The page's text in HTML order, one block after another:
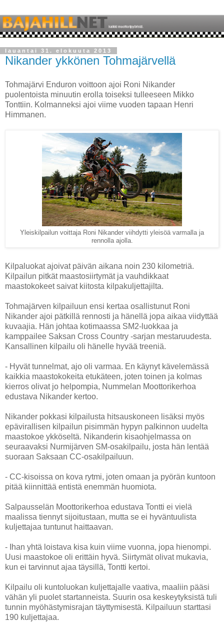
lauantai 31. elokuuta 2013
Nikander ykkönen Tohmajärvellä
Tohmajärvi Enduron voittoon ajoi Roni Nikander
puolentoista minuutin erolla toiseksi tulleeseen Mikko
Tonttiin. Kolmanneksi ajoi viime vuoden tapaan Henri
Himmanen.
Yleiskilpailun voittaja Roni Nikander viihdytti yleisöä varmalla ja
rennolla ajolla.
Kilpaluokat ajoivat päivän aikana noin 230 kilometriä.
Kilpailun pitkät maastosiirtymät ja vauhdikkaat
maastokokeet saivat kiitosta kilpakuljettajilta.
Tohmajärven kilpailuun ensi kertaa osallistunut Roni
Nikander ajoi pätkillä rennosti ja hänellä jopa aikaa viidyttää
kuvaajia. Hän johtaa kotimaassa SM2-luokkaa ja
kamppailee Saksan Cross Country -sarjan mestaruudesta.
Kansallinen kilpailu oli hänelle hyvää treeniä.
- Hyvät tunnelmat, ajo oli varmaa. En käynyt kävelemässä
kaikkia maastokokeita etukäteen, joten toinen ja kolmas
kierros olivat jo helpompia, Nummelan Moottorikerhoa
edustava Nikander kertoo.
Nikander pokkasi kilpailusta hitsauskoneen lisäksi myös
epävirallisen kilpailun pisimmän hypyn palkinnon uudelta
maastokoe ykköseltä. Nikanderin kisaohjelmassa on
seuraavaksi Nurmijärven SM-osakilpailu, josta hän lentää
suoraan Saksaan CC-osakilpailuun.
- CC-kisoissa on kova rytmi, joten omaan ja pyörän kuntoon
pitää kiinnittää entistä enemmän huomiota.
Salpausselän Moottorikerhoa edustava Tontti ei vielä
maalissa tiennyt sijoitustaan, mutta se ei hyväntuulista
kuljettajaa tuntunut haittaavan.
- Ihan yhtä loistava kisa kuin viime vuonna, jopa hienompi.
Uusi maastokoe oli erittäin hyvä. Siirtymät olivat mukavia,
kun ei tarvinnut ajaa täysillä, Tontti kertoi.
Kilpailu oli kuntoluokan kuljettajalle vaativa, maaliin pääsi
vähän yli puolet startanneista. Suurin osa keskeytyksistä tuli
tunnin myöhästymisrajan täyttymisestä. Kilpailuun starttasi
190 kuljettajaa.